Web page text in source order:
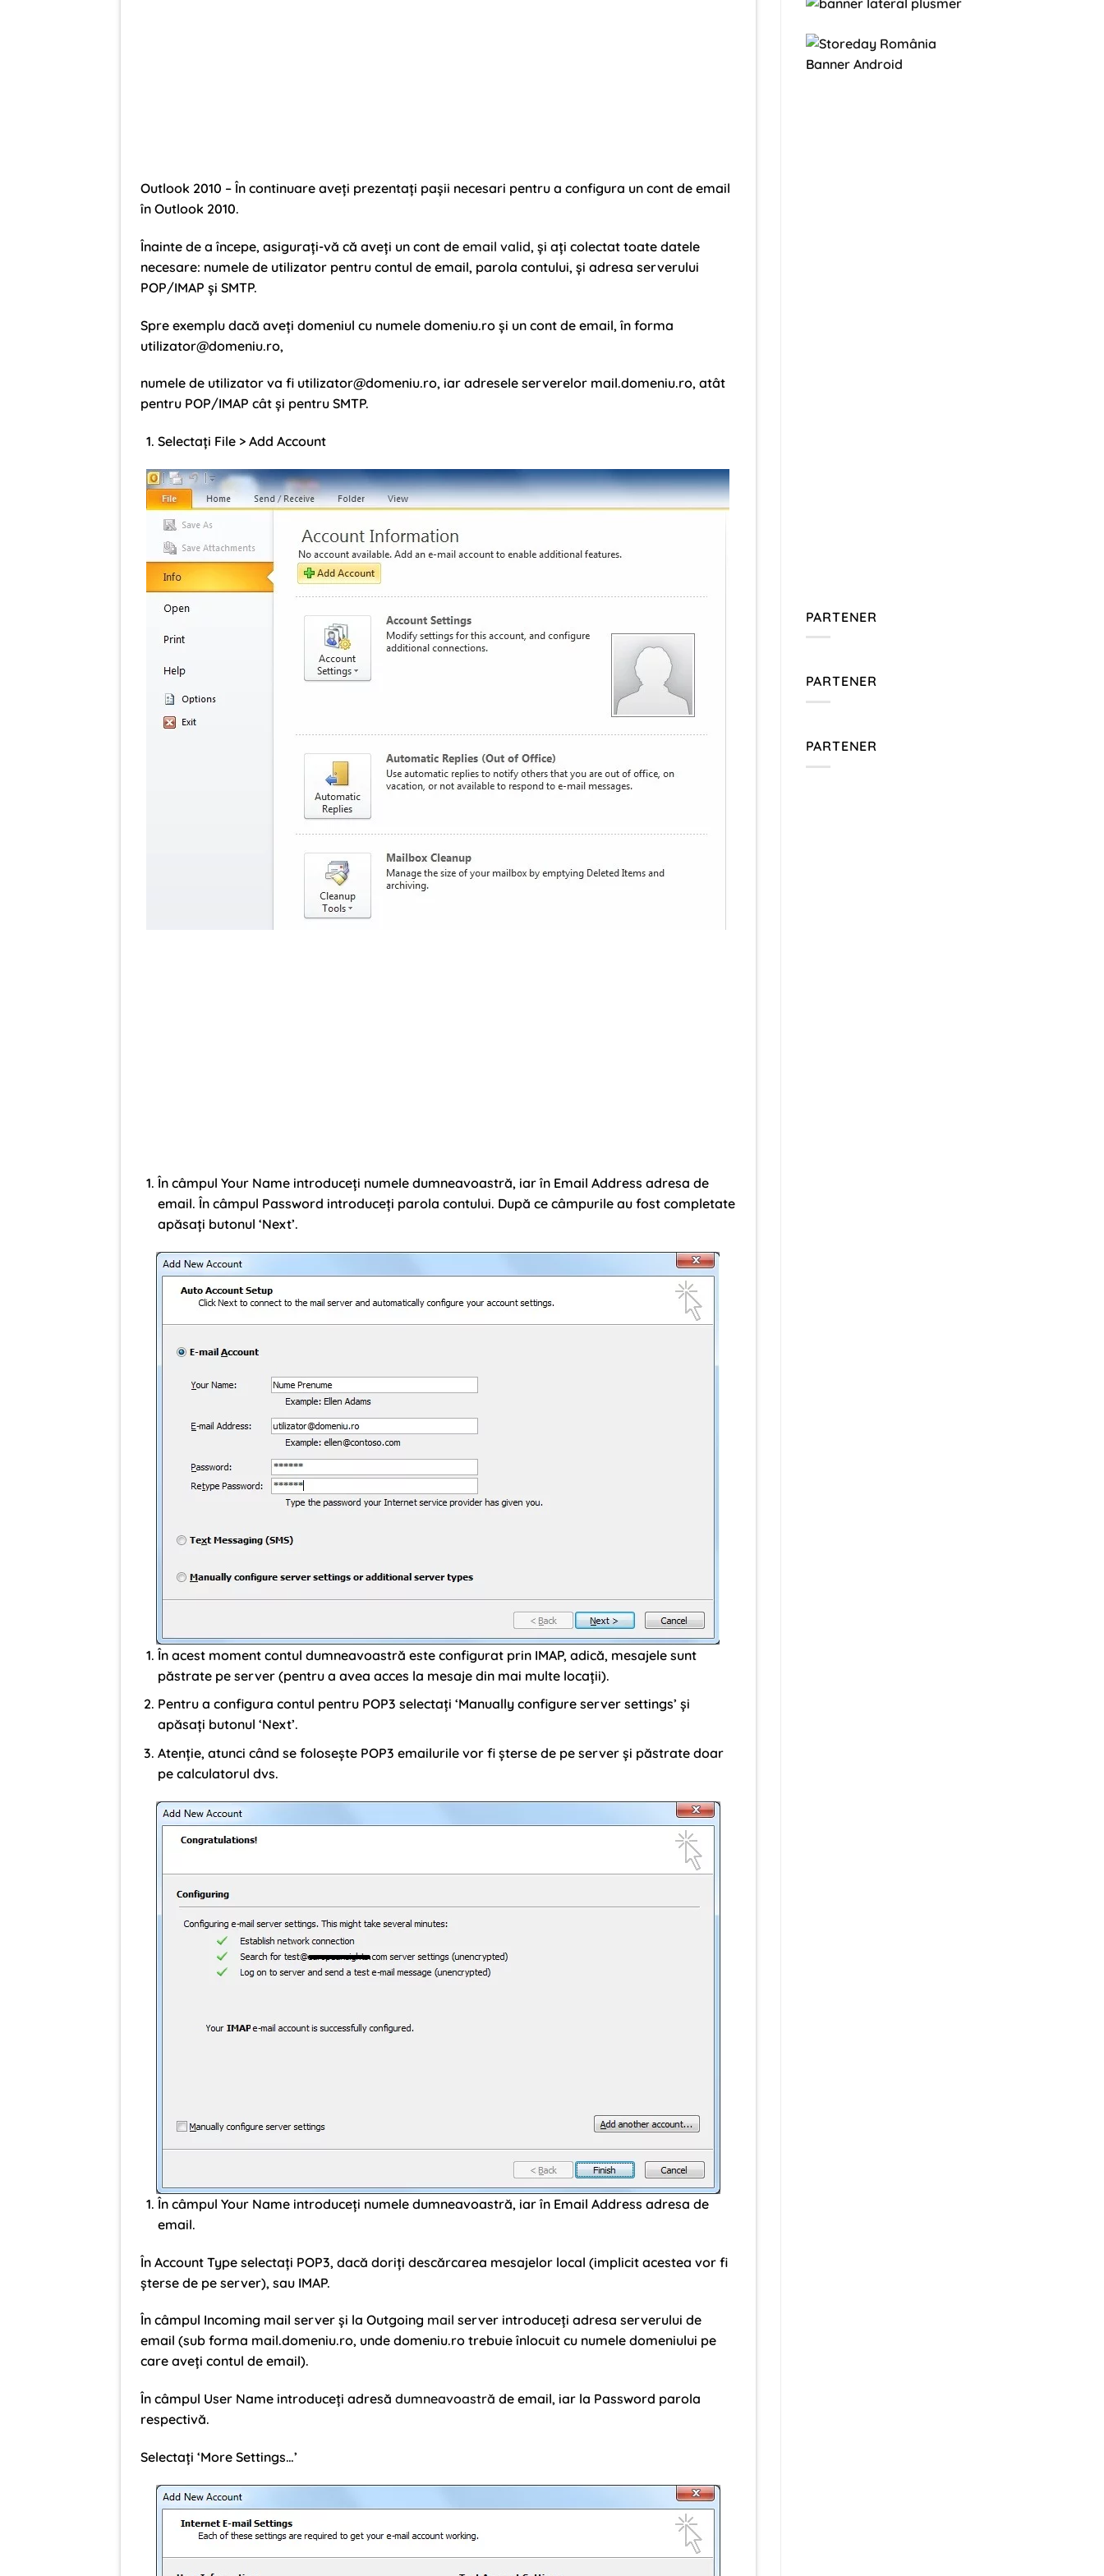
Outlook 2010 – În continuare aveți prezentați pașii necesari pentru a configura un cont de email
în Outlook 2010.
Înainte de a începe, asigurați-vă că aveți un cont de email valid, și ați colectat toate datele
necesare: numele de utilizator pentru contul de email, parola contului, și adresa serverului
POP/IMAP și SMTP.
Spre exemplu dacă aveți domeniul cu numele domeniu.ro și un cont de email, în forma
utilizator@domeniu.ro,
numele de utilizator va fi utilizator@domeniu.ro, iar adresele serverelor mail.domeniu.ro, atât
pentru POP/IMAP cât și pentru SMTP.
Selectați File > Add Account
În câmpul Your Name introduceți numele dumneavoastră, iar în Email Address adresa de
email. În câmpul Password introduceți parola contului. După ce câmpurile au fost completate
apăsați butonul ‘Next’.
În acest moment contul dumneavoastră este configurat prin IMAP, adică, mesajele sunt
păstrate pe server (pentru a avea acces la mesaje din mai multe locații).
Pentru a configura contul pentru POP3 selectați ‘Manually configure server settings’ și
apăsați butonul ‘Next’.
Atenție, atunci când se folosește POP3 emailurile vor fi șterse de pe server și păstrate doar
pe calculatorul dvs.
În câmpul Your Name introduceți numele dumneavoastră, iar în Email Address adresa de
email.
În Account Type selectați POP3, dacă doriți descărcarea mesajelor local (implicit acestea vor fi
șterse de pe server), sau IMAP.
În câmpul Incoming mail server și la Outgoing mail server introduceți adresa serverului de
email (sub forma mail.domeniu.ro, unde domeniu.ro trebuie înlocuit cu numele domeniului pe
care aveți contul de email).
În câmpul User Name introduceți adresă dumneavoastră de email, iar la Password parola
respectivă.
Selectați ‘More Settings…’
PARTENER
PARTENER
PARTENER